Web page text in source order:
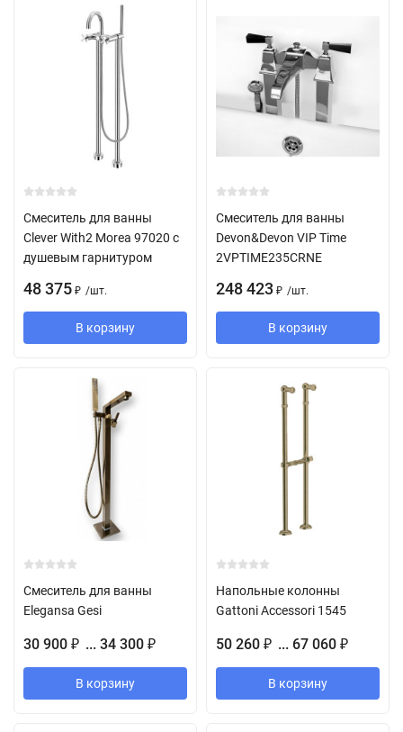
Смеситель для ванны
Clever With2 Morea 97020 с
душевым гарнитуром
48 375 ₽ /шт.
В корзину
Смеситель для ванны
Devon&Devon VIP Time
2VPTIME235CRNE
248 423 ₽ /шт.
В корзину
Смеситель для ванны
Elegansa Gesi
30 900 ₽ ... 34 300 ₽
В корзину
Напольные колонны
Gattoni Accessori 1545
50 260 ₽ ... 67 060 ₽
В корзину